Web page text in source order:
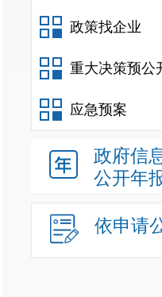
政策找企业
重大决策预公
应急预案
政府信
公开年
依申请